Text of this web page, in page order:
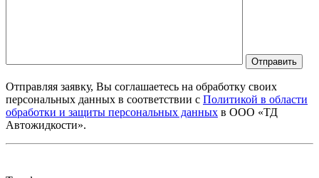
Отправить
Отправляя заявку, Вы соглашаетесь на обработку своих
персональных данных в соответствии с Политикой в области
обработки и защиты персональных данных в ООО «ТД
Автожидкости».